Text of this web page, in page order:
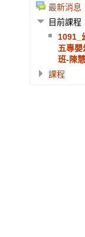
最新消息
目前課程
1091_
五專嬰
班-陳
課程